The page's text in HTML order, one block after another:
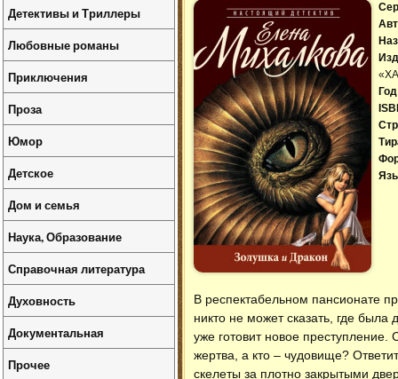
В респектабельном пансионате
никто не может сказать, где
уже готовит новое преступление.
жертва, а кто – чудовище?
скелеты за плотно закрытыми
Детективы и Триллеры
Любовные романы
Приключения
Проза
Юмор
Детское
Дом и семья
Наука, Образование
Справочная литература
Духовность
Документальная
Прочее